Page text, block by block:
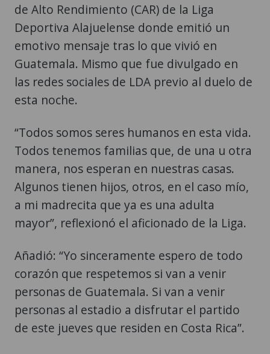
de Alto Rendimiento (CAR) de la Liga
Deportiva Alajuelense donde emitió un
emotivo mensaje tras lo que vivió en
Guatemala. Mismo que fue divulgado en
las redes sociales de LDA previo al duelo de
esta noche.
“Todos somos seres humanos en esta vida.
Todos tenemos familias que, de una u otra
manera, nos esperan en nuestras casas.
Algunos tienen hijos, otros, en el caso mío,
a mi madrecita que ya es una adulta
mayor”, reflexionó el aficionado de la Liga.
Añadió: “Yo sinceramente espero de todo
corazón que respetemos si van a venir
personas de Guatemala. Si van a venir
personas al estadio a disfrutar el partido
de este jueves que residen en Costa Rica”.